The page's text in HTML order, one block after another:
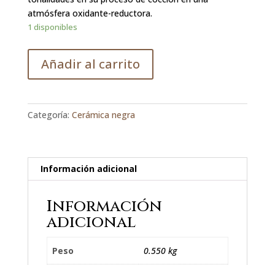
atmósfera oxidante-reductora.
1 disponibles
Añadir al carrito
Categoría: Cerámica negra
Información adicional
Información
adicional
Peso 0.550 kg